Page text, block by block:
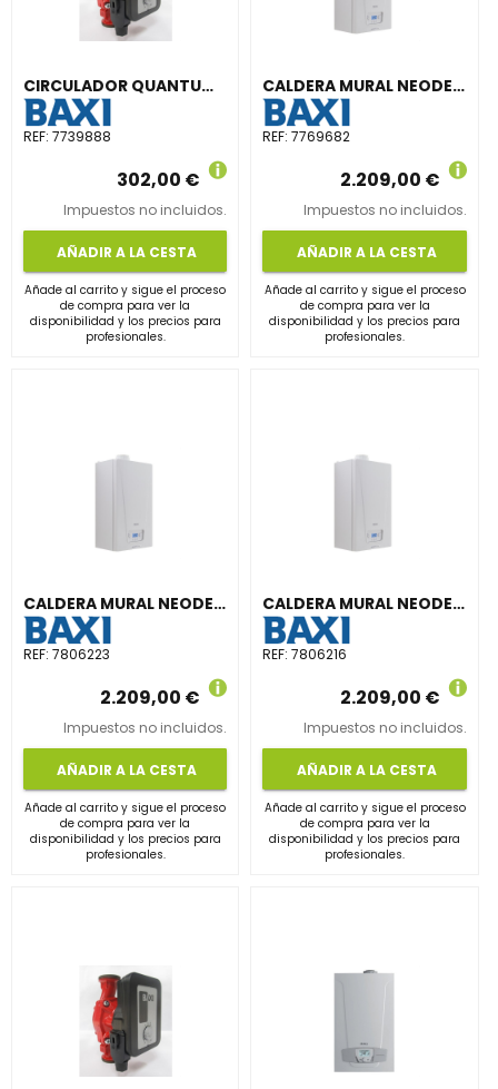
CIRCULADOR QUANTUM MAXI MYL1035 1.1/4" PARA CALEFACCIÓN Y REFRIGERACIÓN
REF: 7739888
302,00 €
Impuestos no incluidos.
AÑADIR A LA CESTA
Añade al carrito y sigue el proceso
de compra para ver la
disponibilidad y los precios para
profesionales.
CALDERA MURAL NEODENS LITE 24/24 F 60/100 HORIZONTAL
REF:7769682
2.209,00 €
Impuestos no incluidos.
AÑADIR A LA CESTA
Añade al carrito y sigue el proceso
de compra para ver la
disponibilidad y los precios para
profesionales.
CALDERA MURAL NEODENS LITE 24/24 F DOBLE 80
REF: 7806223
2.209,00 €
Impuestos no incluidos.
AÑADIR A LA CESTA
Añade al carrito y sigue el proceso
de compra para ver la
disponibilidad y los precios para
profesionales.
CALDERA MURAL NEODENS LITE 24/24 F 60/100 BAJO PERFIL
REF:7806216
2.209,00 €
Impuestos no incluidos.
AÑADIR A LA CESTA
Añade al carrito y sigue el proceso
de compra para ver la
disponibilidad y los precios para
profesionales.